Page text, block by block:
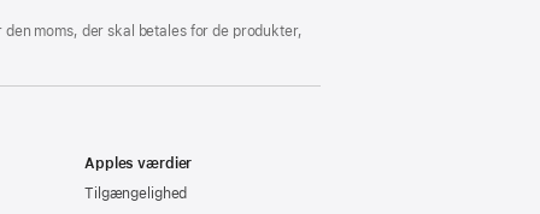
vindue)
moms, der skal betales for de produkter,
Apples værdier
Tilgængelighed